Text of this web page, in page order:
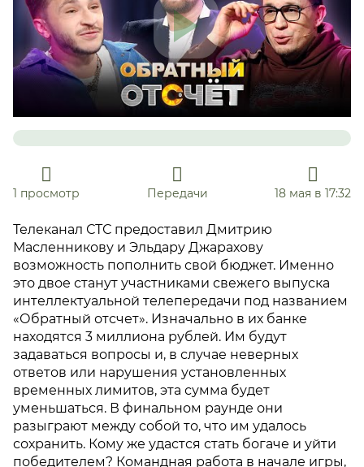
1 просмотр Передачи 18 мая в 17:32
Телеканал СТС предоставил Дмитрию
Масленникову и Эльдару Джарахову
возможность пополнить свой бюджет. Именно
это двое станут участниками свежего выпуска
интеллектуальной телепередачи под названием
«Обратный отсчет». Изначально в их банке
находятся 3 миллиона рублей. Им будут
задаваться вопросы и, в случае неверных
ответов или нарушения установленных
временных лимитов, эта сумма будет
уменьшаться. В финальном раунде они
разыграют между собой то, что им удалось
сохранить. Кому же удастся стать богаче и уйти
победителем? Командная работа в начале игры,